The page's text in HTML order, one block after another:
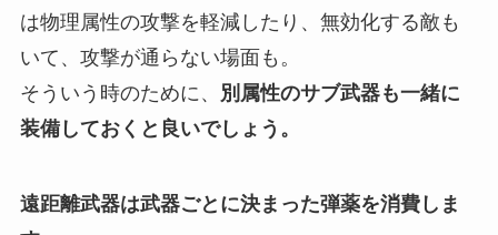
は物理属性の攻撃を軽減したり、無効化する敵も
いて、攻撃が通らない場面も。
そういう時のために、
別属性のサブ武器も一緒に
装備しておくと良いでしょう。
遠距離武器は武器ごとに決まった弾薬を消費しま